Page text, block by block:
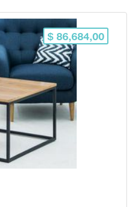
$ 86,684,00